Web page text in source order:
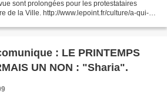
sont prolongées pour les protestataires
de la Ville. http://www.lepoint.fr/culture/a-qui-
: LE PRINTEMPS
UN NON : "Sharia".